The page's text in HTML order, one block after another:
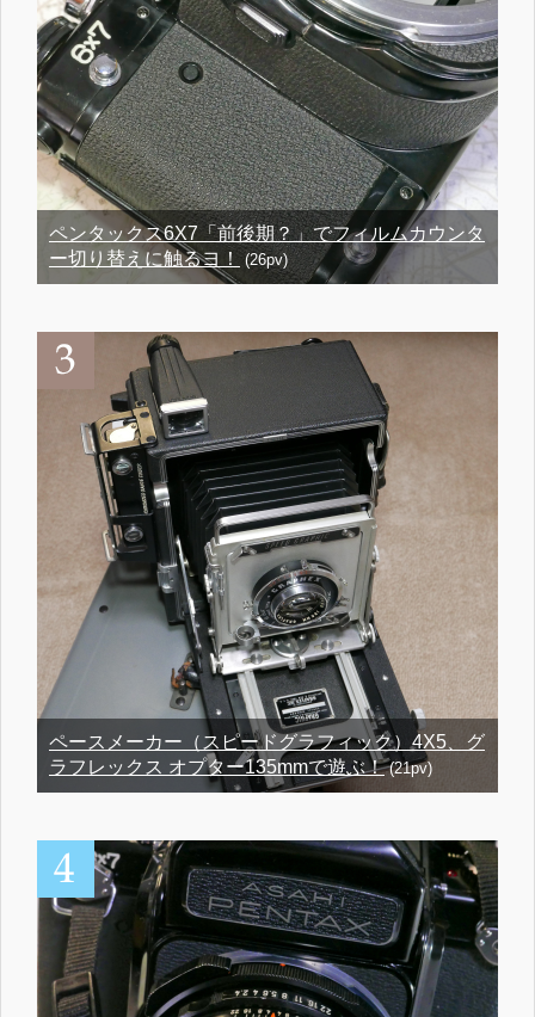
ペンタックス6X7「前後期？」でフィルムカウンタ
ー切り替えに触るヨ！ (26pv)
ペースメーカー（スピードグラフィック）4X5、グ
ラフレックス オプター135mmで遊ぶ！(21pv)